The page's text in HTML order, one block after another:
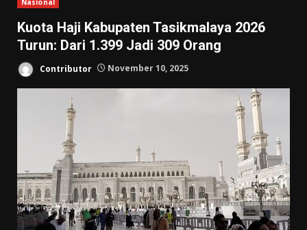
Kuota Haji Kabupaten Tasikmalaya 2026
Turun: Dari 1.399 Jadi 309 Orang
Contributor November 10, 2025